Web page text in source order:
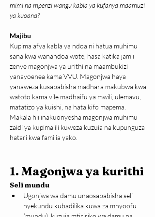
mimi na mpenzi wangu kabla ya kufanya maamuzi
ya kuoana?
Majibu
Kupima afya kabla ya ndoa ni hatua muhimu
sana kwa wanandoa wote, hasa katika jamii
zenye magonjwa ya urithi na maambukizi
yanayoenea kama VVU. Magonjwa haya
yanaweza kusababisha madhara makubwa kwa
watoto kama vile madhaifu ya mwili, ulemavu,
matatizo ya kuishi, na hata kifo mapema.
Makala hii inakuonyesha magonjwa muhimu
zaidi ya kupima ili kuweza kuzuia na kupunguza
hatari kwa familia yako.
1. Magonjwa ya kurithi
Seli mundu
Ugonjwa wa damu unaosababisha seli
nyekundu kubadilika kuwa za mnyoofu